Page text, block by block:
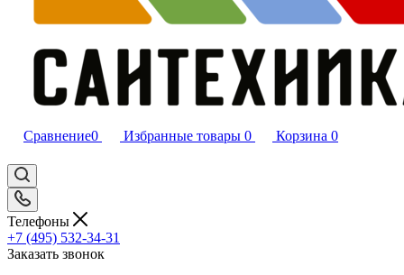
Сравнение0 Избранные товары 0 Корзина 0
Телефоны
+7 (495) 532‑34‑31
Заказать звонок